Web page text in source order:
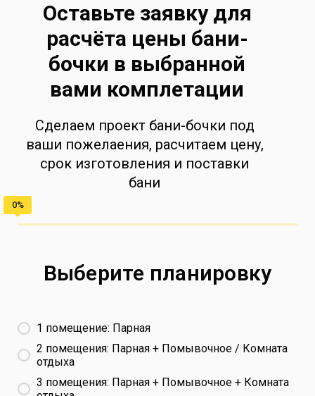
Сделаем проект бани-бочки под
ваши пожелаения, расчитаем цену,
срок изготовления и поставки
бани
Оставьте заявку для
расчёта цены бани-
бочки в выбранной
вами комплетации
Выберите планировку
1 помещение: Парная
2 помещения: Парная + Помывочное / Комната
отдыха
3 помещения: Парная + Помывочное + Комната